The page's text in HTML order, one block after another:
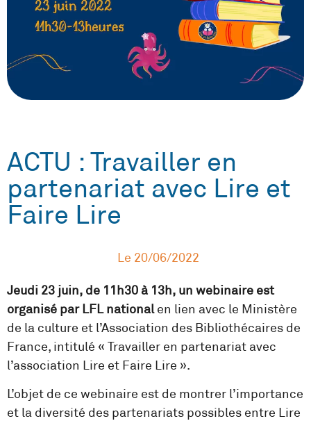
ACTU : Travailler en
partenariat avec Lire et
Faire Lire
Le 20/06/2022
Jeudi 23 juin, de 11h30 à 13h, un webinaire est
organisé par LFL nationalen lien avec le Ministère
de la culture et l’Association des Bibliothécaires de
France, intitulé « Travailler en partenariat avec
l’association Lire et Faire Lire ».
L’objet de ce webinaire est de montrer l’importance
et la diversité des partenariats possibles entre Lire